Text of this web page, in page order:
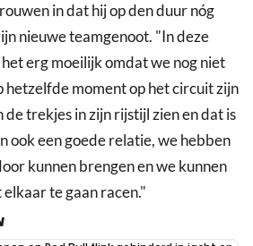
in dat hij op den duur nóg
nieuwe teamgenoot. "In deze
erg moeilijk omdat we nog niet
hetzelfde moment op het circuit zijn
de trekjes in zijn rijstijl zien en dat is
ook een goede relatie, we hebben
kunnen brengen en we kunnen
te gaan racen."